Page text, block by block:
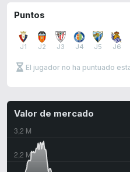
Puntos
J1 J2 J3 J4 J5 J6
El jugador no ha puntuado
Valor de mercado